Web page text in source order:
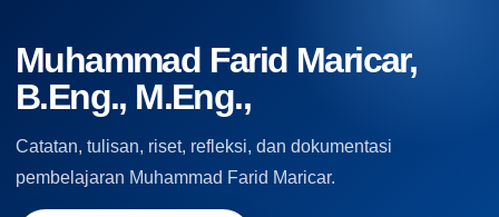
Muhammad Farid Maricar,
B.Eng., M.Eng.,
Catatan, tulisan, riset, refleksi, dan dokumentasi
pembelajaran Muhammad Farid Maricar.